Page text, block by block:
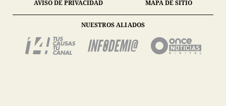
AVISO DE PRIVACIDAD MAPA DE SITIO
NUESTROS ALIADOS